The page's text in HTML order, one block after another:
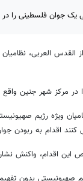
یک جوان فلسطینی را در
القدس العربی،
مرکز شهر جنین واقع
ویژه رژیم
اقدام به ربودن
اقدام، واکنش
صهیونیستی بدون